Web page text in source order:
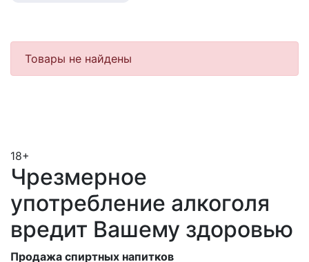
Товары не найдены
18+
Чрезмерное
употребление алкоголя
вредит Вашему здоровью
Продажа спиртных напитков